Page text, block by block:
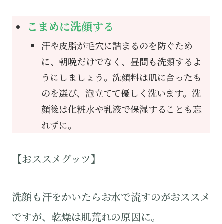
こまめに洗顔する
汗や皮脂が毛穴に詰まるのを防ぐため
に、朝晩だけでなく、昼間も洗顔するよ
うにしましょう。洗顔料は肌に合ったも
のを選び、泡立てて優しく洗います。洗
顔後は化粧水や乳液で保湿することも忘
れずに。
【おススメグッツ】
洗顔も汗をかいたらお水で流すのがおススメ
ですが、乾燥は肌荒れの原因に。